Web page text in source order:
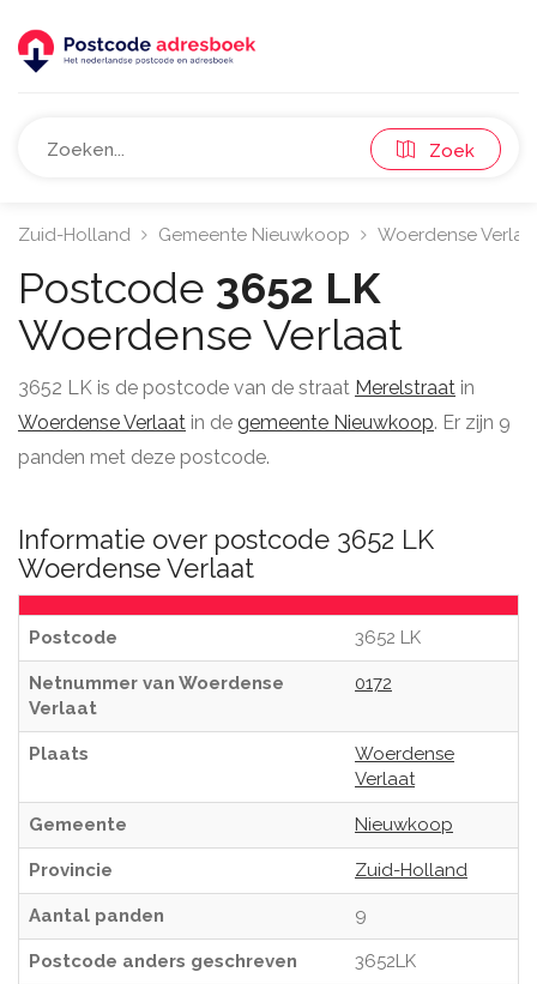
Zoek
Zuid-Holland Gemeente Nieuwkoop Woerdense
Postcode 3652 LK
Woerdense Verlaat
3652 LK is de postcode van de straat Merelstraat in
Woerdense Verlaat in de gemeente Nieuwkoop. Er zijn 9
panden met deze postcode.
Informatie over postcode 3652 LK
Woerdense Verlaat
Postcode 3652 LK
Netnummer van Woerdense
Verlaat
0172
Plaats
Woerdense
Verlaat
Gemeente Nieuwkoop
Provincie Zuid-Holland
Aantal panden 9
Postcode anders geschreven 3652LK